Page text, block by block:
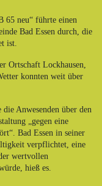
65 neu“ führte einen
Bad Essen durch, die
ist.
Ortschaft Lockhausen,
konnten weit über
Anwesenden über den
„gegen eine
Bad Essen in seiner
verpflichtet, eine
wertvollen
hieß es.